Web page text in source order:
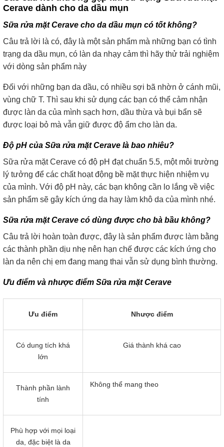
Cerave dành cho da dầu mụn
Sữa rửa mặt Cerave cho da dầu mụn có tốt không?
Câu trả lời là có, đây là một sản phẩm mà những bạn có tình
trạng da dầu mụn, có làn da nhạy cảm thì hãy thử trải nghiệm
với dòng sản phẩm này
Đối với những bạn da dầu, có nhiều sợi bã nhờn ở cánh mũi,
vùng chữ T. Thì sau khi sử dụng các bạn có thể cảm nhận
được làn da của mình sạch hơn, dầu thừa và bụi bẩn sẽ
được loại bỏ mà vẫn giữ được độ ẩm cho làn da.
Độ pH của Sữa rửa mặt Cerave là bao nhiêu?
Sữa rửa mặt Cerave có độ pH đạt chuẩn 5.5, một môi trường
lý tưởng để các chất hoạt động bề mặt thực hiện nhiệm vụ
của mình. Với độ pH này, các bạn không cần lo lắng về việc
sản phẩm sẽ gây kích ứng da hay làm khô da của mình nhé.
Sữa rửa mặt Cerave có dùng được cho bà bầu không?
Câu trả lời hoàn toàn được, đây là sản phẩm được làm bằng
các thành phần dịu nhẹ nên hạn chế được các kích ứng cho
làn da nên chị em đang mang thai vẫn sử dụng bình thường.
Ưu điểm và nhược điểm Sữa rửa mặt Cerave
Ưu điểm Nhược điểm
Có dung tích khá
lớn
Giá thành khá cao
Thành phần lành
tính
Không thể mang theo
Phù hợp với mọi loại
da, đặc biệt là da